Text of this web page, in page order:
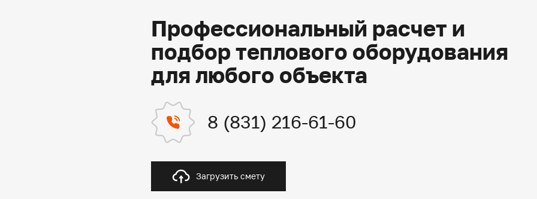
Профессиональный расчет и
подбор теплового оборудования
для любого объекта
8 (831) 216-61-60
Загрузить смету